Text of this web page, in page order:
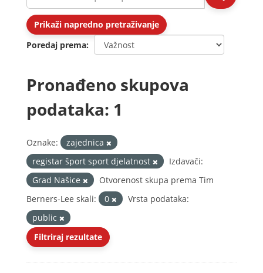
Prikaži napredno pretraživanje
Poredaj prema
Pronađeno skupova
podataka: 1
Oznake:
zajednica
registar šport sport djelatnost
Izdavači:
Grad Našice
Otvorenost skupa prema Tim
Berners-Lee skali:
0
Vrsta podataka:
public
Filtriraj rezultate